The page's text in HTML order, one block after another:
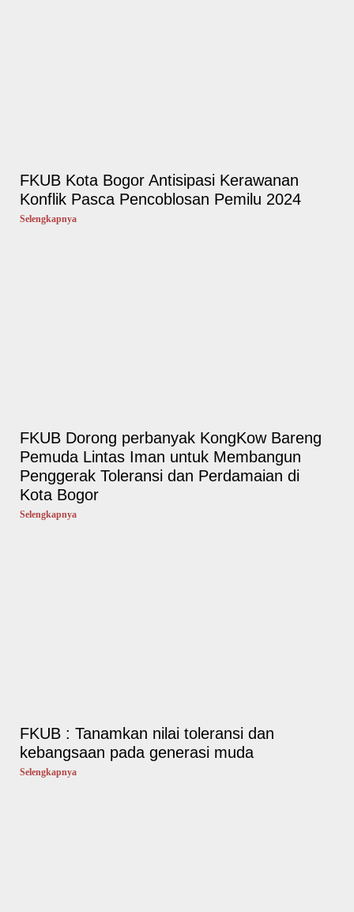
FKUB Kota Bogor Antisipasi Kerawanan
Konflik Pasca Pencoblosan Pemilu 2024
Selengkapnya
FKUB Dorong perbanyak KongKow Bareng
Pemuda Lintas Iman untuk Membangun
Penggerak Toleransi dan Perdamaian di
Kota Bogor
Selengkapnya
FKUB : Tanamkan nilai toleransi dan
kebangsaan pada generasi muda
Selengkapnya